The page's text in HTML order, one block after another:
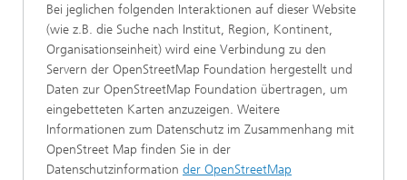
Bei jeglichen folgenden Interaktionen auf dieser Website
(wie z.B. die Suche nach Institut, Region, Kontinent,
Organisationseinheit) wird eine Verbindung zu den
Servern der OpenStreetMap Foundation hergestellt und
Daten zur OpenStreetMap Foundation übertragen, um
eingebetteten Karten anzuzeigen. Weitere
Informationen zum Datenschutz im Zusammenhang mit
OpenStreet Map finden Sie in der
Datenschutzinformation der OpenStreetMap